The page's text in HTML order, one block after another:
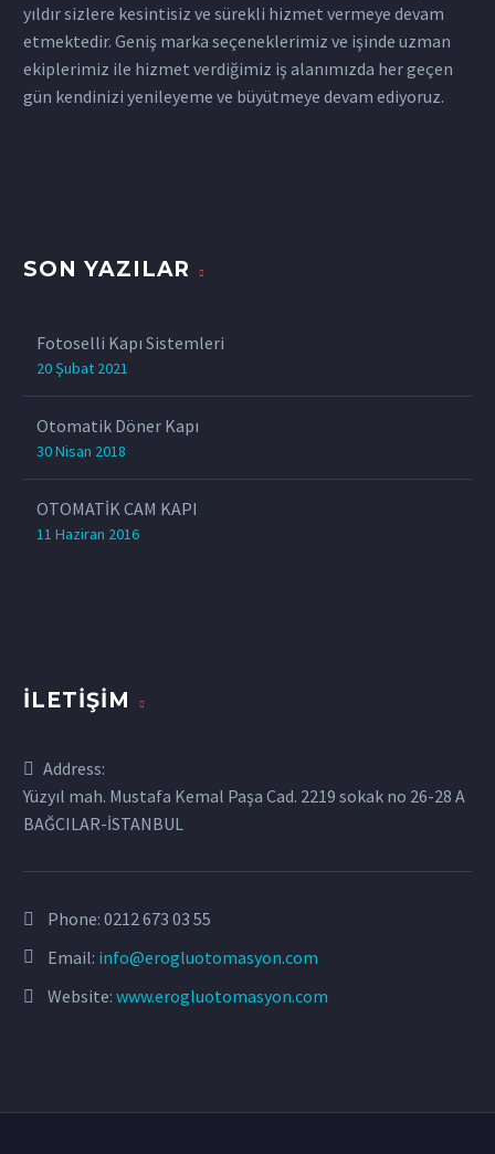
yıldır sizlere kesintisiz ve sürekli hizmet vermeye devam
etmektedir. Geniş marka seçeneklerimiz ve işinde uzman
ekiplerimiz ile hizmet verdiğimiz iş alanımızda her geçen
gün kendinizi yenileyeme ve büyütmeye devam ediyoruz.
SON YAZILAR
Fotoselli Kapı Sistemleri
20 Şubat 2021
Otomatik Döner Kapı
30 Nisan 2018
OTOMATİK CAM KAPI
11 Haziran 2016
İLETIŞIM
Address:
Yüzyıl mah. Mustafa Kemal Paşa Cad. 2219 sokak no 26-28 A
BAĞCILAR-İSTANBUL
Phone: 0212 673 03 55
Email: info@erogluotomasyon.com
Website: www.erogluotomasyon.com